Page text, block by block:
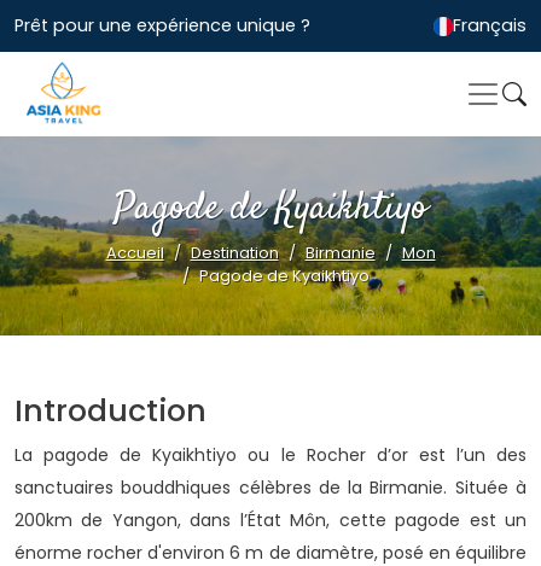
Prêt pour une expérience unique ? Français
Pagode de Kyaikhtiyo
Accueil Destination Birmanie
Mon
Pagode de Kyaikhtiyo
Introduction
La pagode de Kyaikhtiyo ou le Rocher d’or est l’un des
sanctuaires bouddhiques célèbres de la Birmanie. Située à
200km de Yangon, dans l’État Môn, cette pagode est un
énorme rocher d'environ 6 m de diamètre, posé en équilibre